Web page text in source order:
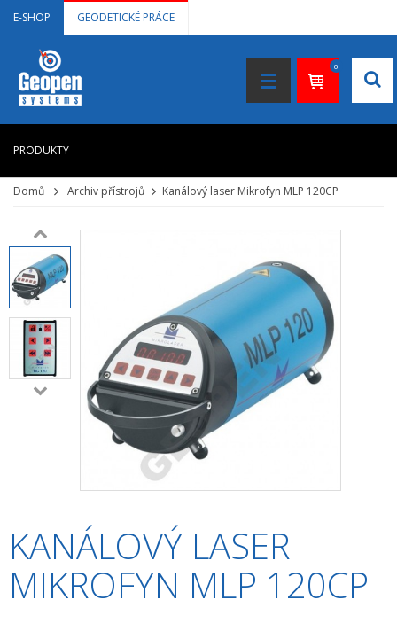
E-SHOP GEODETICKÉ PRÁCE
0
PRODUKTY
HOME
LASEROVÉ DÁLKOMĚRY
NIVELAČNÍ PŘÍSTROJE
STAVEBNÍ LASERY
DOKUMENTACE VE 3D
GNSS, GPS MĚŘENÍ
HLEDAČKY A DETEKTORY
ZNAČKOVACÍ SPREJE SOPPEC
ODOLNÉ RUČNÍ POČÍTAČE A TABLETY
OSTATNÍ STAVEBNÍ MĚŘIDLA
Domů Archiv přístrojů Kanálový laser Mikrofyn MLP 120CP
KANÁLOVÝ LASER
MIKROFYN MLP 120CP